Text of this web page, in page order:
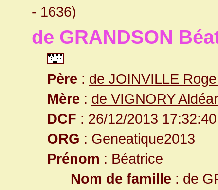
- 1636)
de GRANDSON
Père : de JOINVILLE
Mère : de VIGNORY
DCF : 26/12/2013 17:32:40
ORG : Geneatique2013
Prénom : Béatrice
Nom de famille : de